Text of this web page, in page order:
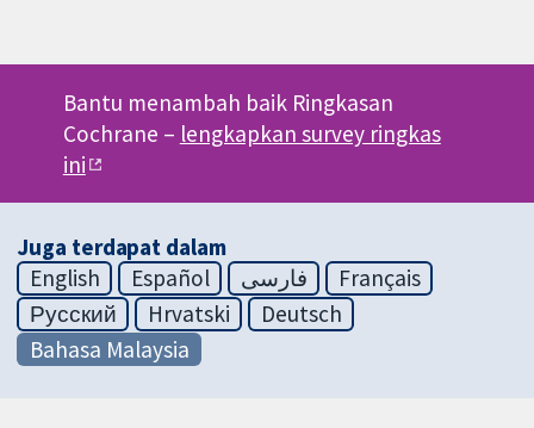
Bantu menambah baik Ringkasan
Cochrane – lengkapkan survey ringkas
ini
Juga terdapat dalam
English
Español فارسی
Français
Русский
Hrvatski
Deutsch
Bahasa Malaysia